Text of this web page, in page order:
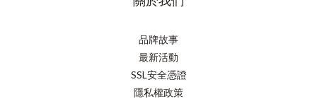
品牌故事
最新活動
SSL安全憑證
隱私權政策